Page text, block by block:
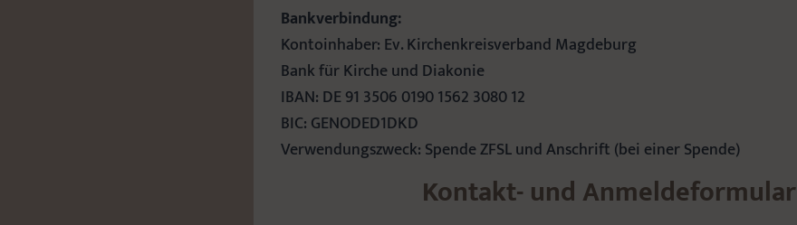
Bankverbindung:
Kontoinhaber: Ev. Kirchenkreisverband Magdeburg
Bank für Kirche und Diakonie
IBAN: DE 91 3506 0190 1562 3080 12
BIC: GENODED1DKD
Verwendungszweck: Spende ZFSL und Anschrift (bei einer Spende)
Kontakt- und Anmeldeformular